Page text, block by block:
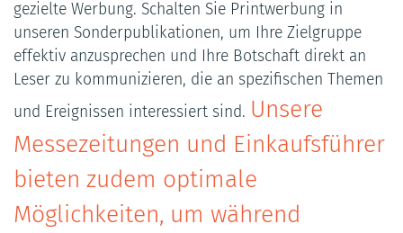
gezielte Werbung. Schalten Sie Printwerbung in
unseren Sonderpublikationen, um Ihre Zielgruppe
effektiv anzusprechen und Ihre Botschaft direkt an
Leser zu kommunizieren, die an spezifischen Themen
und Ereignissen interessiert sind. Unsere
Messezeitungen und Einkaufsführer
bieten zudem optimale
Möglichkeiten, um während